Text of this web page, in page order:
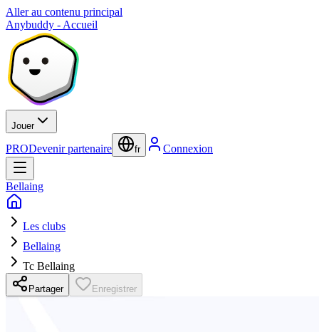
Aller au contenu principal
Anybuddy - Accueil
Jouer
PRODevenir partenaire fr Connexion
Bellaing
Les clubs
Bellaing
Tc Bellaing
Partager Enregistrer